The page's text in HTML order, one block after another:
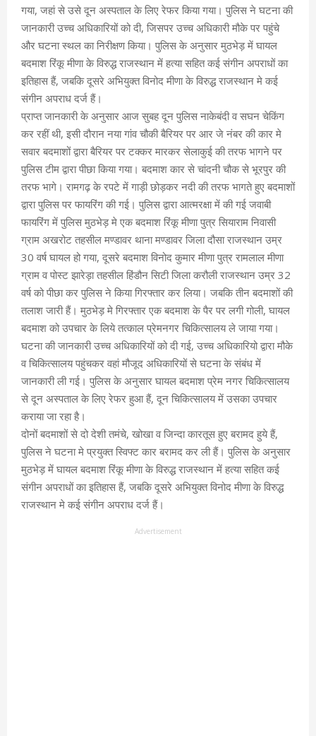
गया, जहां से उसे दून अस्पताल के लिए रेफर किया गया। पुलिस ने घटना की
जानकारी उच्च अधिकारियों को दी, जिसपर उच्च अधिकारी मौके पर पहुंचे
और घटना स्थल का निरीक्षण किया। पुलिस के अनुसार मुठभेड़ में घायल
बदमाश रिंकू मीणा के विरुद्ध राजस्थान में हत्या सहित कई संगीन अपराधों का
इतिहास हैं, जबकि दूसरे अभियुक्त विनोद मीणा के विरुद्ध राजस्थान मे कई
संगीन अपराध दर्ज हैं।
प्राप्त जानकारी के अनुसार आज सुबह दून पुलिस नाकेबंदी व सघन चेकिंग
कर रहीं थी, इसी दौरान नया गांव चौकी बैरियर पर आर जे नंबर की कार मे
सवार बदमाशों द्वारा बैरियर पर टक्कर मारकर सेलाकुई की तरफ भागने पर
पुलिस टीम द्वारा पीछा किया गया। बदमाश कार से चांदनी चौक से भूरपुर की
तरफ भागे। रामगढ़ के रपटे में गाड़ी छोड़कर नदी की तरफ भागते हुए बदमाशों
द्वारा पुलिस पर फायरिंग की गई। पुलिस द्वारा आत्मरक्षा में की गई जवाबी
फायरिंग में पुलिस मुठभेड़ मे एक बदमाश रिंकू मीणा पुत्र सियाराम निवासी
ग्राम अखरोट तहसील मण्डावर थाना मण्डावर जिला दौसा राजस्थान उम्र
30 वर्ष घायल हो गया, दूसरे बदमाश विनोद कुमार मीणा पुत्र रामलाल मीणा
ग्राम व पोस्ट झारेड़ा तहसील हिंडौन सिटी जिला करौली राजस्थान उम्र 32
वर्ष को पीछा कर पुलिस ने किया गिरफ्तार कर लिया। जबकि तीन बदमाशों की
तलाश जारी हैं। मुठभेड़ मे गिरफ्तार एक बदमाश के पैर पर लगी गोली, घायल
बदमाश को उपचार के लिये तत्काल प्रेमनगर चिकित्सालय ले जाया गया।
घटना की जानकारी उच्च अधिकारियों को दी गई, उच्च अधिकारियो द्वारा मौके
व चिकित्सालय पहुंचकर वहां मौजूद अधिकारियों से घटना के संबंध में
जानकारी ली गई। पुलिस के अनुसार घायल बदमाश प्रेम नगर चिकित्सालय
से दून अस्पताल के लिए रेफर हुआ हैं, दून चिकित्सालय में उसका उपचार
कराया जा रहा है।
दोनों बदमाशों से दो देशी तमंचे, खोखा व जिन्दा कारतूस हुए बरामद हुये हैं,
पुलिस ने घटना मे प्रयुक्त स्विफ्ट कार बरामद कर ली हैं। पुलिस के अनुसार
मुठभेड़ में घायल बदमाश रिंकू मीणा के विरुद्ध राजस्थान में हत्या सहित कई
संगीन अपराधों का इतिहास हैं, जबकि दूसरे अभियुक्त विनोद मीणा के विरुद्ध
राजस्थान मे कई संगीन अपराध दर्ज हैं।
Advertisement